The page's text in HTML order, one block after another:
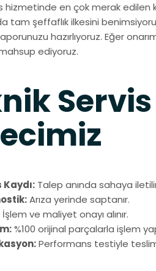
hizmetinde en çok merak edilen
tam şeffaflık ilkesini
hazırlıyoruz. Eğer
ediyoruz.
Kaydı: Talep anında sahaya
Arıza yerinde saptanır.
İşlem ve maliyet onayı alınır.
%100 orijinal parçalarla işlem
Performans testiyle